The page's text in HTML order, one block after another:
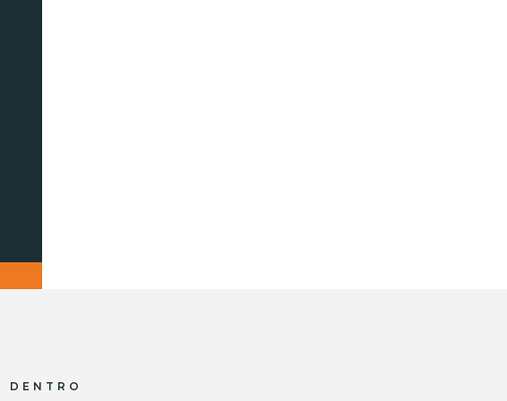
DENTRO